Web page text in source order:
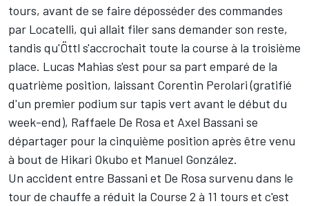
tours, avant de se faire déposséder des commandes
par Locatelli, qui allait filer sans demander son reste,
tandis qu'Öttl s'accrochait toute la course à la troisième
place. Lucas Mahias s'est pour sa part emparé de la
quatrième position, laissant Corentin Perolari (gratifié
d'un premier podium sur tapis vert avant le début du
week-end), Raffaele De Rosa et Axel Bassani se
départager pour la cinquième position après être venu
à bout de Hikari Okubo et Manuel González.
Un accident entre Bassani et De Rosa survenu dans le
tour de chauffe a réduit la Course 2 à 11 tours et c'est